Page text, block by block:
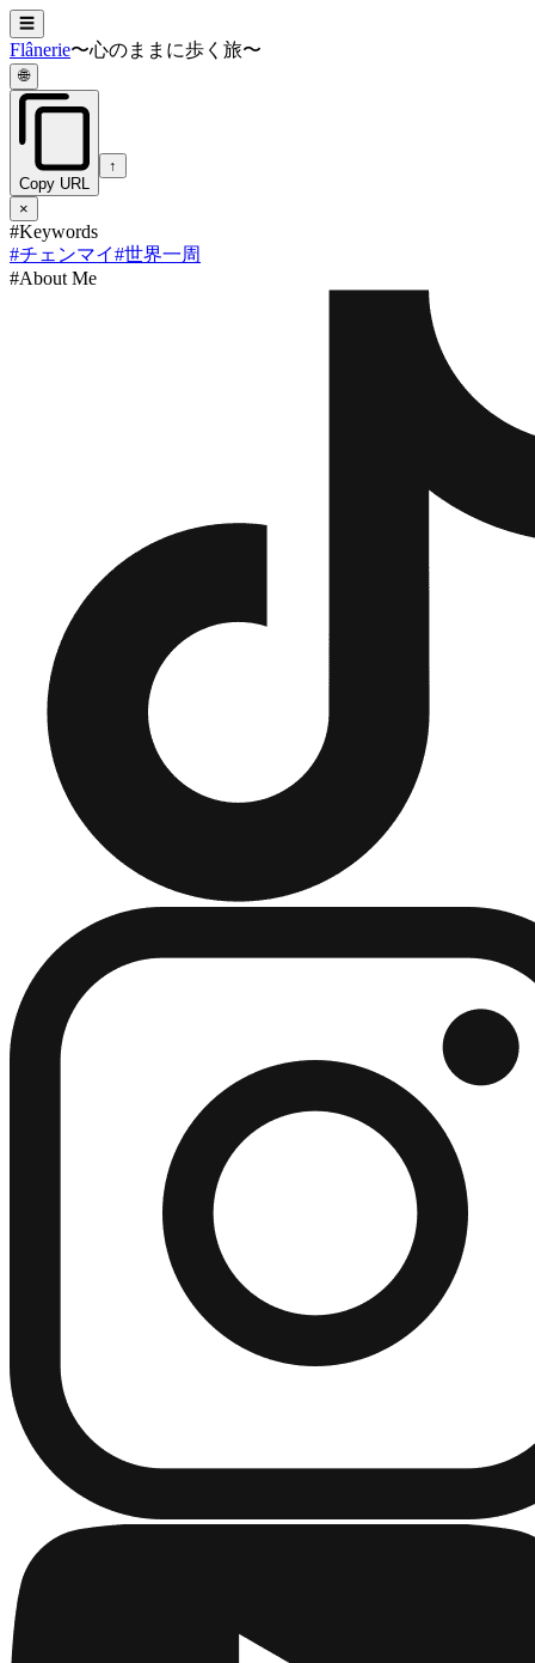
☰
Flânerie〜心のままに歩く旅〜
🌐
Copy URL
↑
×
#Keywords
#チェンマイ#世界一周
#About Me